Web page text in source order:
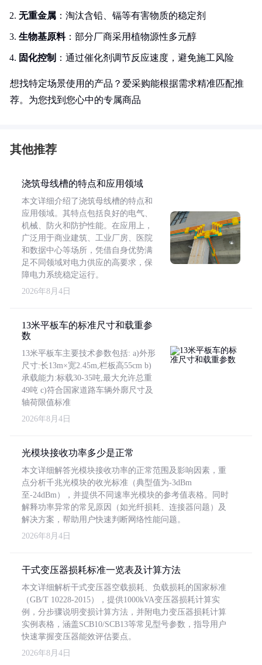
无重金属 ：淘汰含铅、镉等有害物质的稳定剂
生物基原料：部分厂商采用植物源性多元醇
固化控制 ：通过催化剂调节反应速度，避免施工风险
想找特定场景使用的产品？爱采购能根据需求精准匹配推
荐。为您找到您心中的专属商品
其他推荐
浇筑母线槽的特点和应用领域
本文详细介绍了浇筑母线槽的特点和
应用领域。其特点包括良好的电气、
机械、防火和防护性能。在应用上，
广泛用于商业建筑、工业厂房、医院
和数据中心等场所，凭借自身优势满
足不同领域对电力供应的高要求，保
障电力系统稳定运行。
2026年8月4日
13米平板车的标准尺寸和载重参
数
13米平板车主要技术参数包括: a)外形
尺寸:长13m×宽2.45m,栏板高55cm b)
承载能力:标载30-35吨,最大允许总重
49吨 c)符合国家道路车辆外廓尺寸及
轴荷限值标准
2026年8月4日
光模块接收功率多少是正常
本文详细解答光模块接收功率的正常范围及影响因素，重
点分析千兆光模块的收光标准（典型值为-3dBm
至-24dBm），并提供不同速率光模块的参考值表格。同时
解释功率异常的常见原因（如光纤损耗、连接器问题）及
解决方案，帮助用户快速判断网络性能问题。
2026年8月4日
干式变压器损耗标准一览表及计算方法
本文详细解析干式变压器空载损耗、负载损耗的国家标准
（GB/T 10228-2015），提供1000kVA变压器损耗计算实
例，分步骤说明变损计算方法，并附电力变压器损耗计算
实例表格，涵盖SCB10/SCB13等常见型号参数，指导用户
快速掌握变压器能效评估要点。
2026年8月4日